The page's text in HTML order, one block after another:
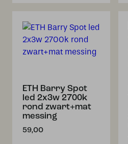
ETH Barry Spot
led 2x3w 2700k
rond zwart+mat
messing
59,00